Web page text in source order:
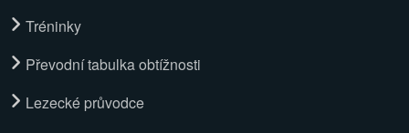
Tréninky
Převodní tabulka obtížnosti
Lezecké průvodce